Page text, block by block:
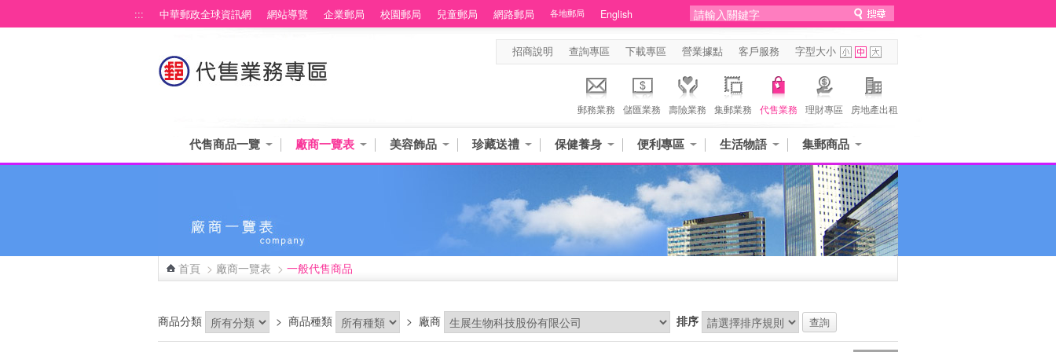
::: 中華郵政全球資訊網 網站導覽 企業郵局 校園郵局 兒童郵局 網路郵局 各地郵局 English
招商說明 查詢專區 下載專區 營業據點 客戶服務 字型大小
郵務業務 儲匯業務 壽險業務 集郵業務 代售業務 理財專區 房地產出租
代售商品一覽 廠商一覽表 美容飾品 珍藏送禮 保健養身 便利專區 生活物語 集郵商品
首頁 > 廠商一覽表 > 一般代售商品
商品分類 > 商品種類 > 廠商 排序